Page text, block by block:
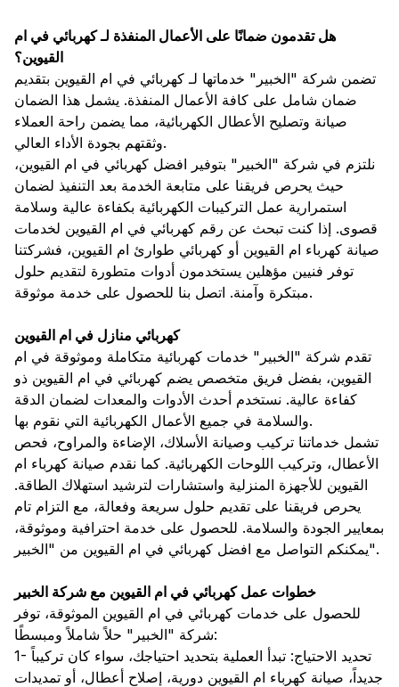
هل تقدمون ضمانًا على الأعمال المنفذة لـ كهربائي في ام
القيوين؟
تضمن شركة "الخبير" خدماتها لـ كهربائي في ام القيوين بتقديم
ضمان شامل على كافة الأعمال المنفذة. يشمل هذا الضمان
صيانة وتصليح الأعطال الكهربائية، مما يضمن راحة العملاء
وثقتهم بجودة الأداء العالي.
نلتزم في شركة "الخبير" بتوفير افضل كهربائي في ام القيوين،
حيث يحرص فريقنا على متابعة الخدمة بعد التنفيذ لضمان
استمرارية عمل التركيبات الكهربائية بكفاءة عالية وسلامة
قصوى. إذا كنت تبحث عن رقم كهربائي في ام القيوين لخدمات
صيانة كهرباء ام القيوين أو كهربائي طوارئ ام القيوين، فشركتنا
توفر فنيين مؤهلين يستخدمون أدوات متطورة لتقديم حلول
مبتكرة وآمنة. اتصل بنا للحصول على خدمة موثوقة.
كهربائي منازل في ام القيوين
تقدم شركة "الخبير" خدمات كهربائية متكاملة وموثوقة في ام
القيوين، بفضل فريق متخصص يضم كهربائي في ام القيوين ذو
كفاءة عالية. نستخدم أحدث الأدوات والمعدات لضمان الدقة
والسلامة في جميع الأعمال الكهربائية التي نقوم بها.
تشمل خدماتنا تركيب وصيانة الأسلاك، الإضاءة والمراوح، فحص
الأعطال، وتركيب اللوحات الكهربائية. كما نقدم صيانة كهرباء ام
القيوين للأجهزة المنزلية واستشارات لترشيد استهلاك الطاقة.
يحرص فريقنا على تقديم حلول سريعة وفعالة، مع التزام تام
بمعايير الجودة والسلامة. للحصول على خدمة احترافية وموثوقة،
يمكنكم التواصل مع افضل كهربائي في ام القيوين من "الخبير".
خطوات عمل كهربائي في ام القيوين مع شركة الخبير
للحصول على خدمات كهربائي في ام القيوين الموثوقة، توفر
شركة "الخبير" حلاً شاملاً ومبسطًا:
1- تحديد الاحتياج: تبدأ العملية بتحديد احتياجك، سواء كان تركيباً
جديداً، صيانة كهرباء ام القيوين دورية، إصلاح أعطال، أو تمديدات